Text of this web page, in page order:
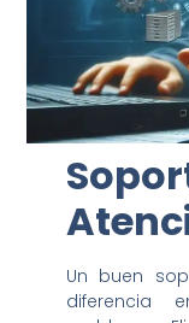
Un buen
diferencia